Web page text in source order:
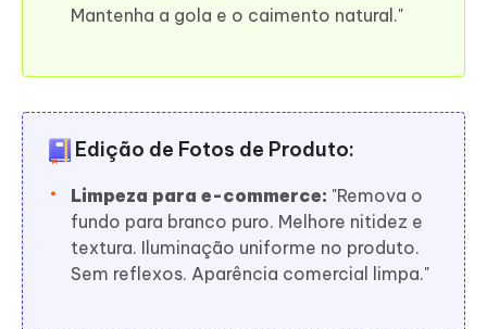
Mantenha a gola e o caimento natural."
Edição de Fotos de Produto:
Limpeza para e-commerce: "Remova o
fundo para branco puro. Melhore nitidez e
textura. Iluminação uniforme no produto.
Sem reflexos. Aparência comercial limpa."